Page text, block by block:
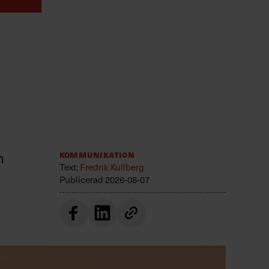
Kommunikation
Text:Fredrik Kullberg
Publicerad 2026-08-07